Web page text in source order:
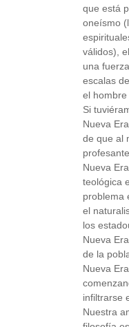
que está
oneísmo
válidos),
una
escalas
el hombre
Si
Nueva
de que al
Nueva
teológica
problema
el
los
Nueva
de la
Nueva
infiltrarse
Nuestra